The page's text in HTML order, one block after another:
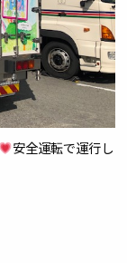
安全運転で運行し